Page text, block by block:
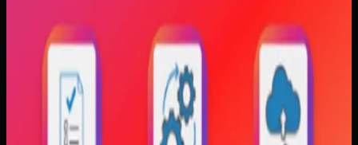
visualisasi gerak, dan grafik yang berubah langsung saat
variabel diubah. Dengan begitu, mahasiswa bisa melihat
hubungan antara teori dan simulasi secara lebih konkret.
Baca studi kasus lengkap